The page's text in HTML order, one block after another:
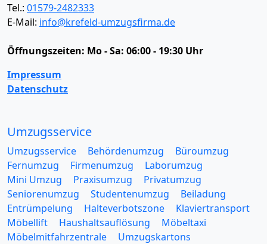
Tel.: 01579-2482333
E-Mail: info@krefeld-umzugsfirma.de
Öffnungszeiten: Mo - Sa: 06:00 - 19:30 Uhr
Impressum
Datenschutz
Umzugsservice
Umzugsservice Behördenumzug
Büroumzug
Fernumzug
Firmenumzug
Laborumzug
Mini Umzug
Praxisumzug
Privatumzug
Seniorenumzug
Studentenumzug
Beiladung
Entrümpelung
Halteverbotszone
Klaviertransport
Möbellift
Haushaltsauflösung
Möbeltaxi
Möbelmitfahrzentrale
Umzugskartons